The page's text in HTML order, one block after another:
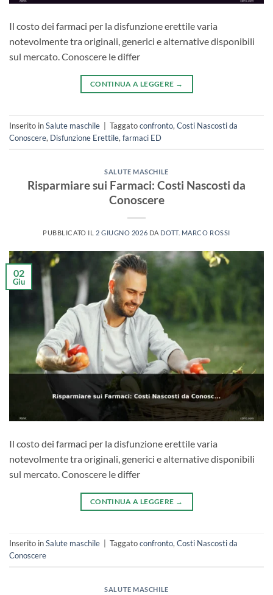
Il costo dei farmaci per la disfunzione erettile varia
notevolmente tra originali, generici e alternative disponibili
sul mercato. Conoscere le differ
CONTINUA A LEGGERE →
Inserito inSalute maschile Taggatoconfronto, Costi Nascosti da
Conoscere, Disfunzione Erettile, farmaci ED
SALUTE MASCHILE
Risparmiare sui Farmaci: Costi Nascosti da
Conoscere
PUBBLICATO IL 2 GIUGNO 2026 DA DOTT. MARCO ROSSI
02
Giu
Il costo dei farmaci per la disfunzione erettile varia
notevolmente tra originali, generici e alternative disponibili
sul mercato. Conoscere le differ
CONTINUA A LEGGERE →
Inserito inSalute maschile Taggatoconfronto,Costi Nascosti da
Conoscere
SALUTE MASCHILE